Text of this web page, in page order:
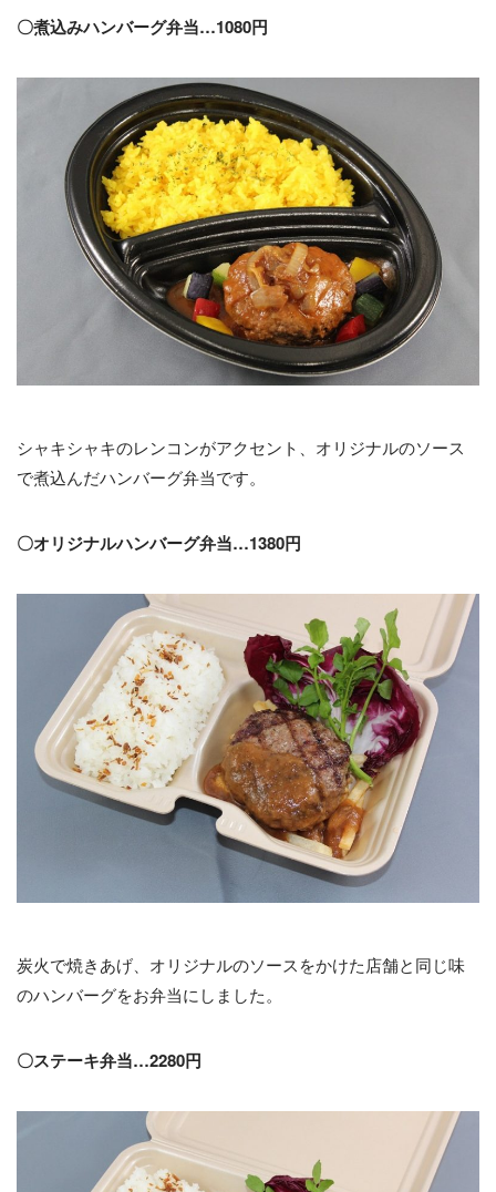
〇煮込みハンバーグ弁当…1080円
シャキシャキのレンコンがアクセント、オリジナルのソース
で煮込んだハンバーグ弁当です。
〇オリジナルハンバーグ弁当…1380円
炭火で焼きあげ、オリジナルのソースをかけた店舗と同じ味
のハンバーグをお弁当にしました。
〇ステーキ弁当…2280円